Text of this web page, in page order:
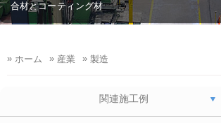
合材とコーティング材
» ホーム » 産業 » 製造
関連施工例